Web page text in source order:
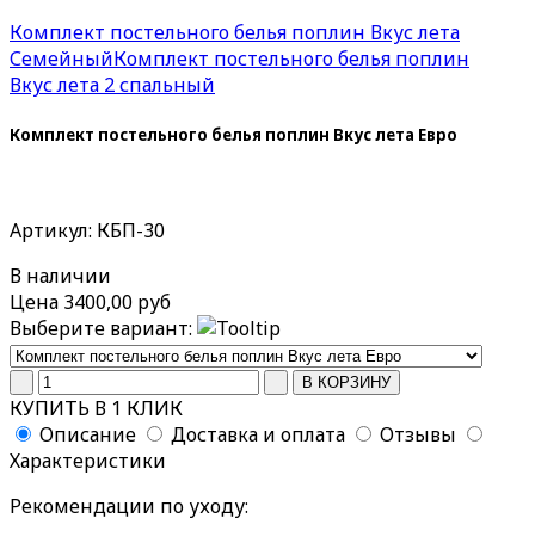
Комплект постельного белья поплин Вкус лета
СемейныйКомплект постельного белья поплин
Вкус лета 2 спальный
Комплект постельного белья поплин Вкус лета Евро
Артикул: КБП-30
В наличии
Цена 3400,00 руб
Выберите вариант:
КУПИТЬ В 1 КЛИК
Описание
Доставка и оплата
Отзывы
Характеристики
Рекомендации по уходу: